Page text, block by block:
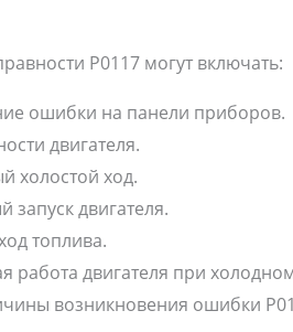
P0117 могут включать:
ошибки на панели приборов.
двигателя.
холостой ход.
запуск двигателя.
топлива.
работа двигателя при
возникновения ошибки